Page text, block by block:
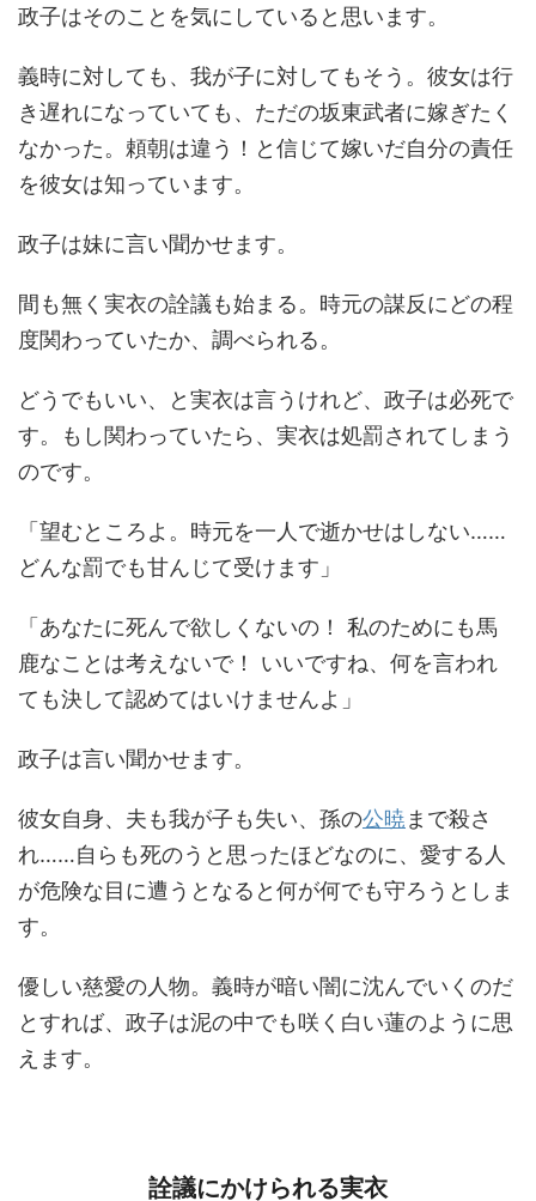
政子はそのことを気にしていると思います。
義時に対しても、我が子に対してもそう。彼女は行
き遅れになっていても、ただの坂東武者に嫁ぎたく
なかった。頼朝は違う！と信じて嫁いだ自分の責任
を彼女は知っています。
政子は妹に言い聞かせます。
間も無く実衣の詮議も始まる。時元の謀反にどの程
度関わっていたか、調べられる。
どうでもいい、と実衣は言うけれど、政子は必死で
す。もし関わっていたら、実衣は処罰されてしまう
のです。
「望むところよ。時元を一人で逝かせはしない……
どんな罰でも甘んじて受けます」
「あなたに死んで欲しくないの！ 私のためにも馬
鹿なことは考えないで！ いいですね、何を言われ
ても決して認めてはいけませんよ」
政子は言い聞かせます。
彼女自身、夫も我が子も失い、孫の公暁 まで殺さ
れ……自らも死のうと思ったほどなのに、愛する人
が危険な目に遭うとなると何が何でも守ろうとしま
す。
優しい慈愛の人物。義時が暗い闇に沈んでいくのだ
とすれば、政子は泥の中でも咲く白い蓮のように思
えます。
詮議にかけられる実衣